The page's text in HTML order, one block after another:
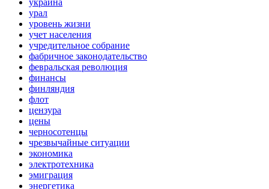
украина
урал
уровень жизни
учет населения
учредительное собрание
фабричное законодательство
февральская революция
финансы
финляндия
флот
цензура
цены
черносотенцы
чрезвычайные ситуации
экономика
электротехника
эмиграция
энергетика